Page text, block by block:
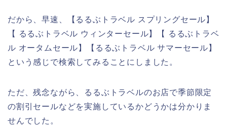
だから、早速、【るるぶトラベル スプリングセール】
【 るるぶトラベル ウィンターセール】【 るるぶトラベ
ル オータムセール】【るるぶトラベル サマーセール】
という感じで検索してみることにしました。
ただ、残念ながら、るるぶトラベルのお店で季節限定
の割引セールなどを実施しているかどうかは分かりま
せんでした。